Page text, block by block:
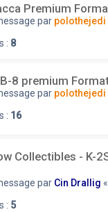
Premium
par polothejedi
: 8
8 premium
par polothejedi
: 16
Collectibles - K-
par Cin Drallig «
: 5